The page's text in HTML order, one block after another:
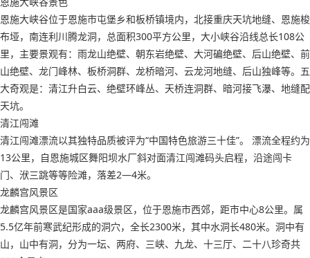
恩施大峡谷位于恩施市屯堡乡和板桥镇境内，北接重庆天坑地缝、恩施梭
布垭，南连利川腾龙洞，总面积300平方公里，大小峡谷沿线总长108公
里，主要景观有：雨龙山绝壁、朝东岩绝壁、大河碥绝壁、后山绝壁、前
山绝壁、龙门峰林、板桥洞群、龙桥暗河、云龙河地缝、后山独峰等。五
大奇观是：清江升白云、绝壁环峰丛、天桥连洞群、暗河接飞瀑、地缝配
天坑。
清江闯滩
清江闯滩漂流以其独特品质被评为“中国特色旅游三十佳”。 漂流全程约为
13公里，自恩施城区舞阳坝水厂斜对面清江闯滩码头启程，沿途闯卡
门、洑三跳等等险滩，落差2—4米。
龙麟宫风景区
龙麟宫风景区是国家aaa级景区，位于恩施市西郊，距市中心8公里。属
5.5亿年前寒武纪形成的洞穴，全长2300米，其中水洞长480米。洞中有
山，山中有洞，分为一坛、两府、三峡、九龙、十三厅、二十八珍奇共